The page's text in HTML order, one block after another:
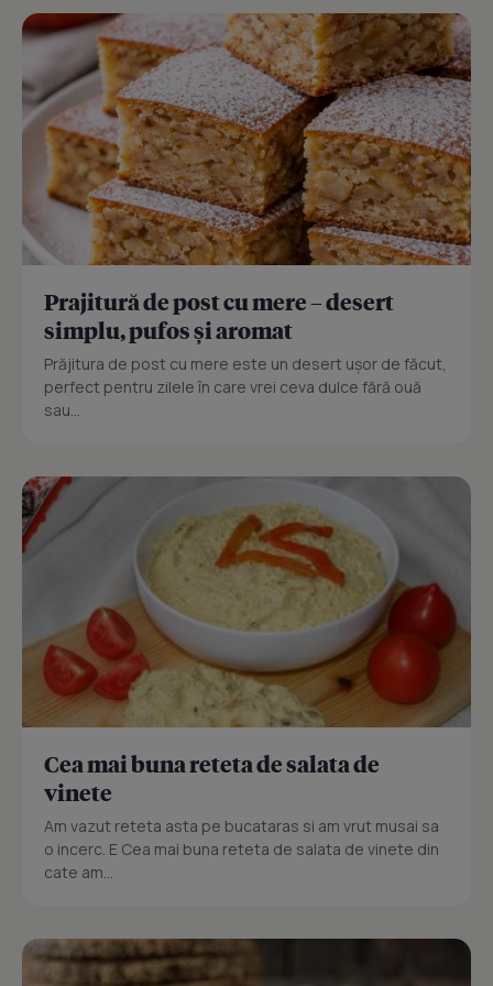
Prajitură de post cu mere – desert
simplu, pufos și aromat
Prăjitura de post cu mere este un desert ușor de făcut,
perfect pentru zilele în care vrei ceva dulce fără ouă
sau...
Cea mai buna reteta de salata de
vinete
Am vazut reteta asta pe bucataras si am vrut musai sa
o incerc. E Cea mai buna reteta de salata de vinete din
cate am...